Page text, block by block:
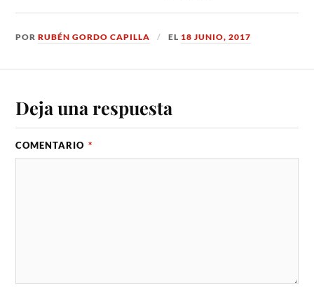
PORRUBÉN GORDO CAPILLA EL 18 JUNIO, 2017
Deja una respuesta
COMENTARIO *